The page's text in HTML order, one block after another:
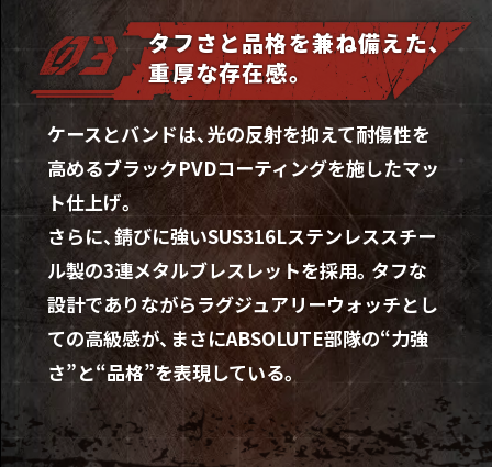
タフさと品格を兼ね備えた、
重厚な存在感。
ケースとバンドは、光の反射を抑えて耐傷性を
高めるブラックPVDコーティングを施したマッ
ト仕上げ。
さらに、錆びに強いSUS316Lステンレススチー
ル製の3連メタルブレスレットを採用。タフな
設計でありながらラグジュアリーウォッチとし
ての高級感が、まさにABSOLUTE部隊の“力強
さ”と“品格”を表現している。